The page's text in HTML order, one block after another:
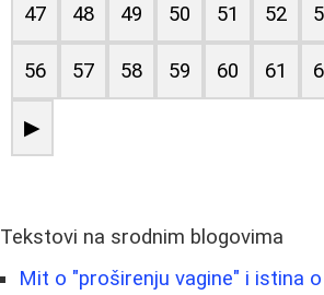
47 48 49 50 51 52
56 57 58 59 60 61
▶
Tekstovi na srodnim blogovima
Mit o "proširenju vagine" i istina